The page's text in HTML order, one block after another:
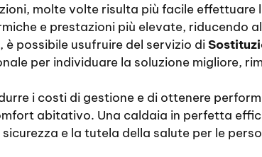
molte volte risulta più facile
e prestazioni più elevate, riducendo
possibile usufruire del servizio di
per individuare la soluzione migliore,
i costi di gestione e di ottenere
abitativo. Una caldaia in perfetta
e la tutela della salute per le